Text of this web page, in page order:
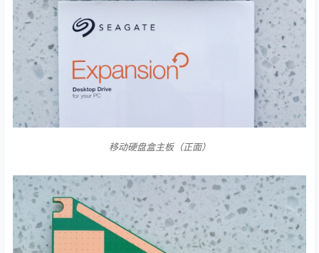
移动硬盘盒主板（正面）